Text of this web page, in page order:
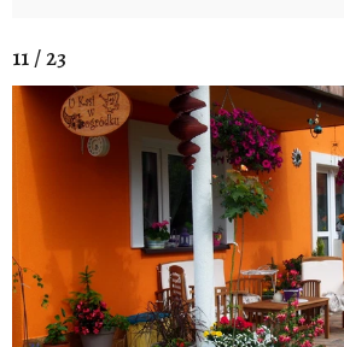
11 / 23